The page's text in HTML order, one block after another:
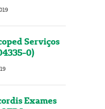
Serviços
0)
Exames